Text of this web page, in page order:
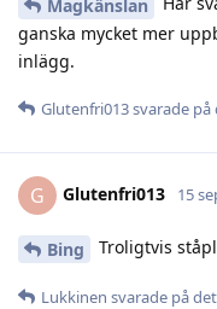
Magkänslan
ganska mycket mer
inlägg.
Glutenfri013svarade på
G Glutenfri013 15
Bing Troligtvis
Lukkinen svarade på